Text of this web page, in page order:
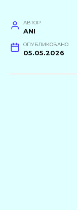
АВТОР
ANI
ОПУБЛИКОВАНО
05.05.2026